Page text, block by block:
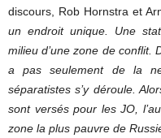
discours, Rob Hornstra et
un endroit unique. Une
milieu d’une zone de conflit.
a pas seulement de la
séparatistes s’y déroule.
sont versés pour les JO,
zone la plus pauvre de